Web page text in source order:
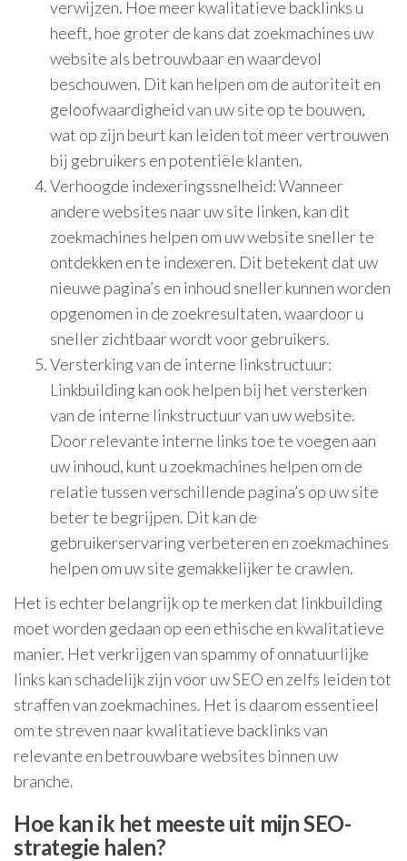
verwijzen. Hoe meer kwalitatieve backlinks u
heeft, hoe groter de kans dat zoekmachines uw
website als betrouwbaar en waardevol
beschouwen. Dit kan helpen om de autoriteit en
geloofwaardigheid van uw site op te bouwen,
wat op zijn beurt kan leiden tot meer vertrouwen
bij gebruikers en potentiële klanten.
Verhoogde indexeringssnelheid: Wanneer
andere websites naar uw site linken, kan dit
zoekmachines helpen om uw website sneller te
ontdekken en te indexeren. Dit betekent dat uw
nieuwe pagina’s en inhoud sneller kunnen worden
opgenomen in de zoekresultaten, waardoor u
sneller zichtbaar wordt voor gebruikers.
Versterking van de interne linkstructuur:
Linkbuilding kan ook helpen bij het versterken
van de interne linkstructuur van uw website.
Door relevante interne links toe te voegen aan
uw inhoud, kunt u zoekmachines helpen om de
relatie tussen verschillende pagina’s op uw site
beter te begrijpen. Dit kan de
gebruikerservaring verbeteren en zoekmachines
helpen om uw site gemakkelijker te crawlen.
Het is echter belangrijk op te merken dat linkbuilding
moet worden gedaan op een ethische en kwalitatieve
manier. Het verkrijgen van spammy of onnatuurlijke
links kan schadelijk zijn voor uw SEO en zelfs leiden tot
straffen van zoekmachines. Het is daarom essentieel
om te streven naar kwalitatieve backlinks van
relevante en betrouwbare websites binnen uw
branche.
Hoe kan ik het meeste uit mijn SEO-
strategie halen?